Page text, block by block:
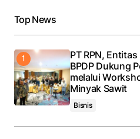
Top News
PT RPN,
BPDP Dukung
melalui
Minyak Sawit
Bisnis